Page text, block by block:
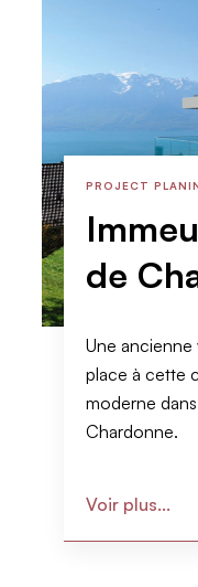
PROJECT
de
Une ancienne
place à cette
moderne
Chardonne.
Voir plus...